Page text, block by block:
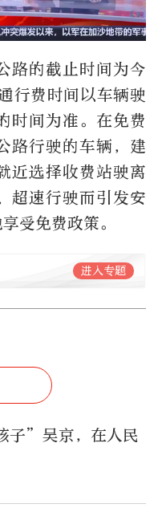
路的截止时间为今
行费时间以车辆驶
时间为准。在免费
路行驶的车辆，建
近选择收费站驶离
超速行驶而引发安
受免费政策。
进入专题
子”吴京，在人民